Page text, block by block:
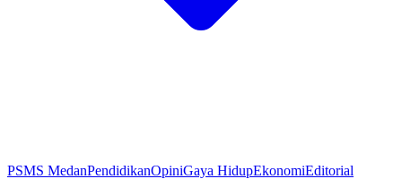
PSMS MedanPendidikanOpiniGaya HidupEkonomiEditorial